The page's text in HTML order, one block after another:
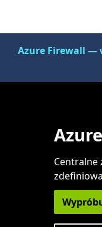
Azure Firewall —
Centralne